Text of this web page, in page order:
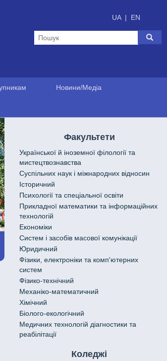
UA | EN
Новини/Медіа
Факультети
Української й іноземної філології та
мистецтвознавства
Cуспільних наук і міжнародних відносин
Історичний
Психології та спеціальної освіти
Прикладної математики та інформаційних
технологій
Економіки
Систем і засобів масової комунікації
Юридичний
Фізики, електроніки та комп'ютерних
систем
Фізико-технічний
Механіко-математичний
Хімічний
Біолого-екологічний
Медичних технологій діагностики та
реабілітації
Коледжі